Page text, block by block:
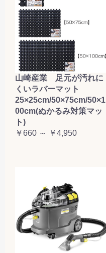
山崎産業 足元が汚れに
くいラバーマット
25×25cm/50×75cm/50×1
00cm(ぬかるみ対策マッ
ト)
￥660 ～ ￥4,950